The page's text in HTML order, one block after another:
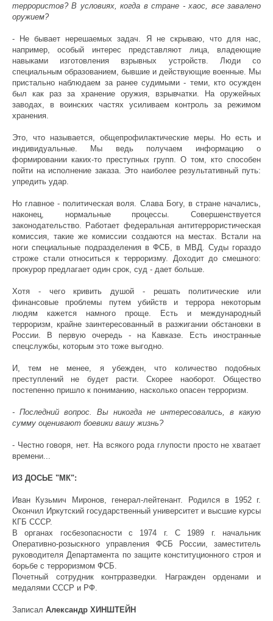
террористов? В условиях, когда в стране - хаос, все завалено
оружием?
- Не бывает нерешаемых задач. Я не скрываю, что для нас,
например, особый интерес представляют лица, владеющие
навыками изготовления взрывных устройств. Люди со
специальным образованием, бывшие и действующие военные. Мы
пристально наблюдаем за ранее судимыми - теми, кто осужден
был как раз за хранение оружия, взрывчатки. На оружейных
заводах, в воинских частях усиливаем контроль за режимом
хранения.
Это, что называется, общепрофилактические меры. Но есть и
индивидуальные. Мы ведь получаем информацию о
формировании каких-то преступных групп. О том, кто способен
пойти на исполнение заказа. Это наиболее результативный путь:
упредить удар.
Но главное - политическая воля. Слава Богу, в стране начались,
наконец, нормальные процессы. Совершенствуется
законодательство. Работает федеральная антитеррористическая
комиссия, такие же комиссии создаются на местах. Встали на
ноги специальные подразделения в ФСБ, в МВД. Суды гораздо
строже стали относиться к терроризму. Доходит до смешного:
прокурор предлагает один срок, суд - дает больше.
Хотя - чего кривить душой - решать политические или
финансовые проблемы путем убийств и террора некоторым
людям кажется намного проще. Есть и международный
терроризм, крайне заинтересованный в разжигании обстановки в
России. В первую очередь - на Кавказе. Есть иностранные
спецслужбы, которым это тоже выгодно.
И, тем не менее, я убежден, что количество подобных
преступлений не будет расти. Скорее наоборот. Общество
постепенно пришло к пониманию, насколько опасен терроризм.
- Последний вопрос. Вы никогда не интересовались, в какую
сумму оценивают боевики вашу жизнь?
- Честно говоря, нет. На всякого рода глупости просто не хватает
времени...
ИЗ ДОСЬЕ "МК":
Иван Кузьмич Миронов, генерал-лейтенант. Родился в 1952 г.
Окончил Иркутский государственный университет и высшие курсы
КГБ СССР.
В органах госбезопасности с 1974 г. С 1989 г. начальник
Оперативно-розыскного управления ФСБ России, заместитель
руководителя Департамента по защите конституционного строя и
борьбе с терроризмом ФСБ.
Почетный сотрудник контрразведки. Награжден орденами и
медалями СССР и РФ.
Записал Александр ХИНШТЕЙН